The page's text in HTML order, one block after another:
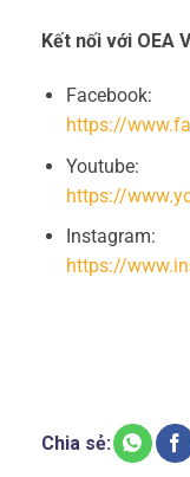
Kết nối với OEA
Facebook:
https://
Youtube:
https://
Instagram:
https://
Chia sẻ: